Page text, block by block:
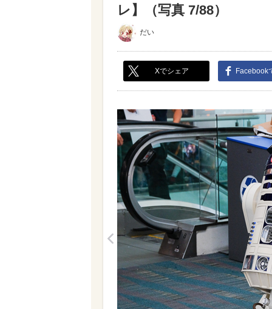
レ】（写真 7/88）
だい
Xでシェア Facebook